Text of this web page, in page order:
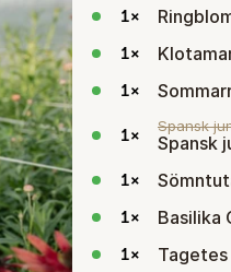
1×
1×
1×
1×
Spansk
Spansk
1×
1× Basilika
1×